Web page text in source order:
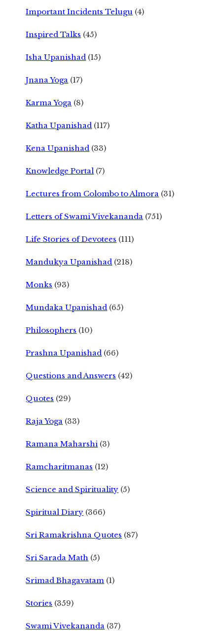
Important Incidents Telugu (4)
Inspired Talks (45)
Isha Upanishad (15)
Jnana Yoga (17)
Karma Yoga (8)
Katha Upanishad (117)
Kena Upanishad (33)
Knowledge Portal (7)
Lectures from Colombo to Almora (31)
Letters of Swami Vivekananda (751)
Life Stories of Devotees (111)
Mandukya Upanishad (218)
Monks (93)
Mundaka Upanishad (65)
Philosophers (10)
Prashna Upanishad (66)
Questions and Answers (42)
Quotes (29)
Raja Yoga (33)
Ramana Maharshi (3)
Ramcharitmanas (12)
Science and Spirituality (5)
Spiritual Diary (366)
Sri Ramakrishna Quotes (87)
Sri Sarada Math (5)
Srimad Bhagavatam (1)
Stories (359)
Swami Vivekananda (37)